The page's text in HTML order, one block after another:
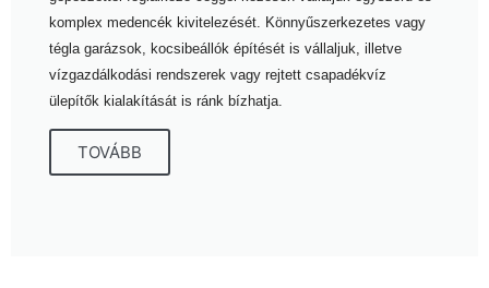
komplex medencék kivitelezését. Könnyűszerkezetes vagy
tégla garázsok, kocsibeállók építését is vállaljuk, illetve
vízgazdálkodási rendszerek vagy rejtett csapadékvíz
ülepítők kialakítását is ránk bízhatja.
TOVÁBB